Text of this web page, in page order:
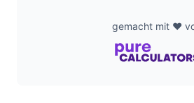
gemacht mit ❤️